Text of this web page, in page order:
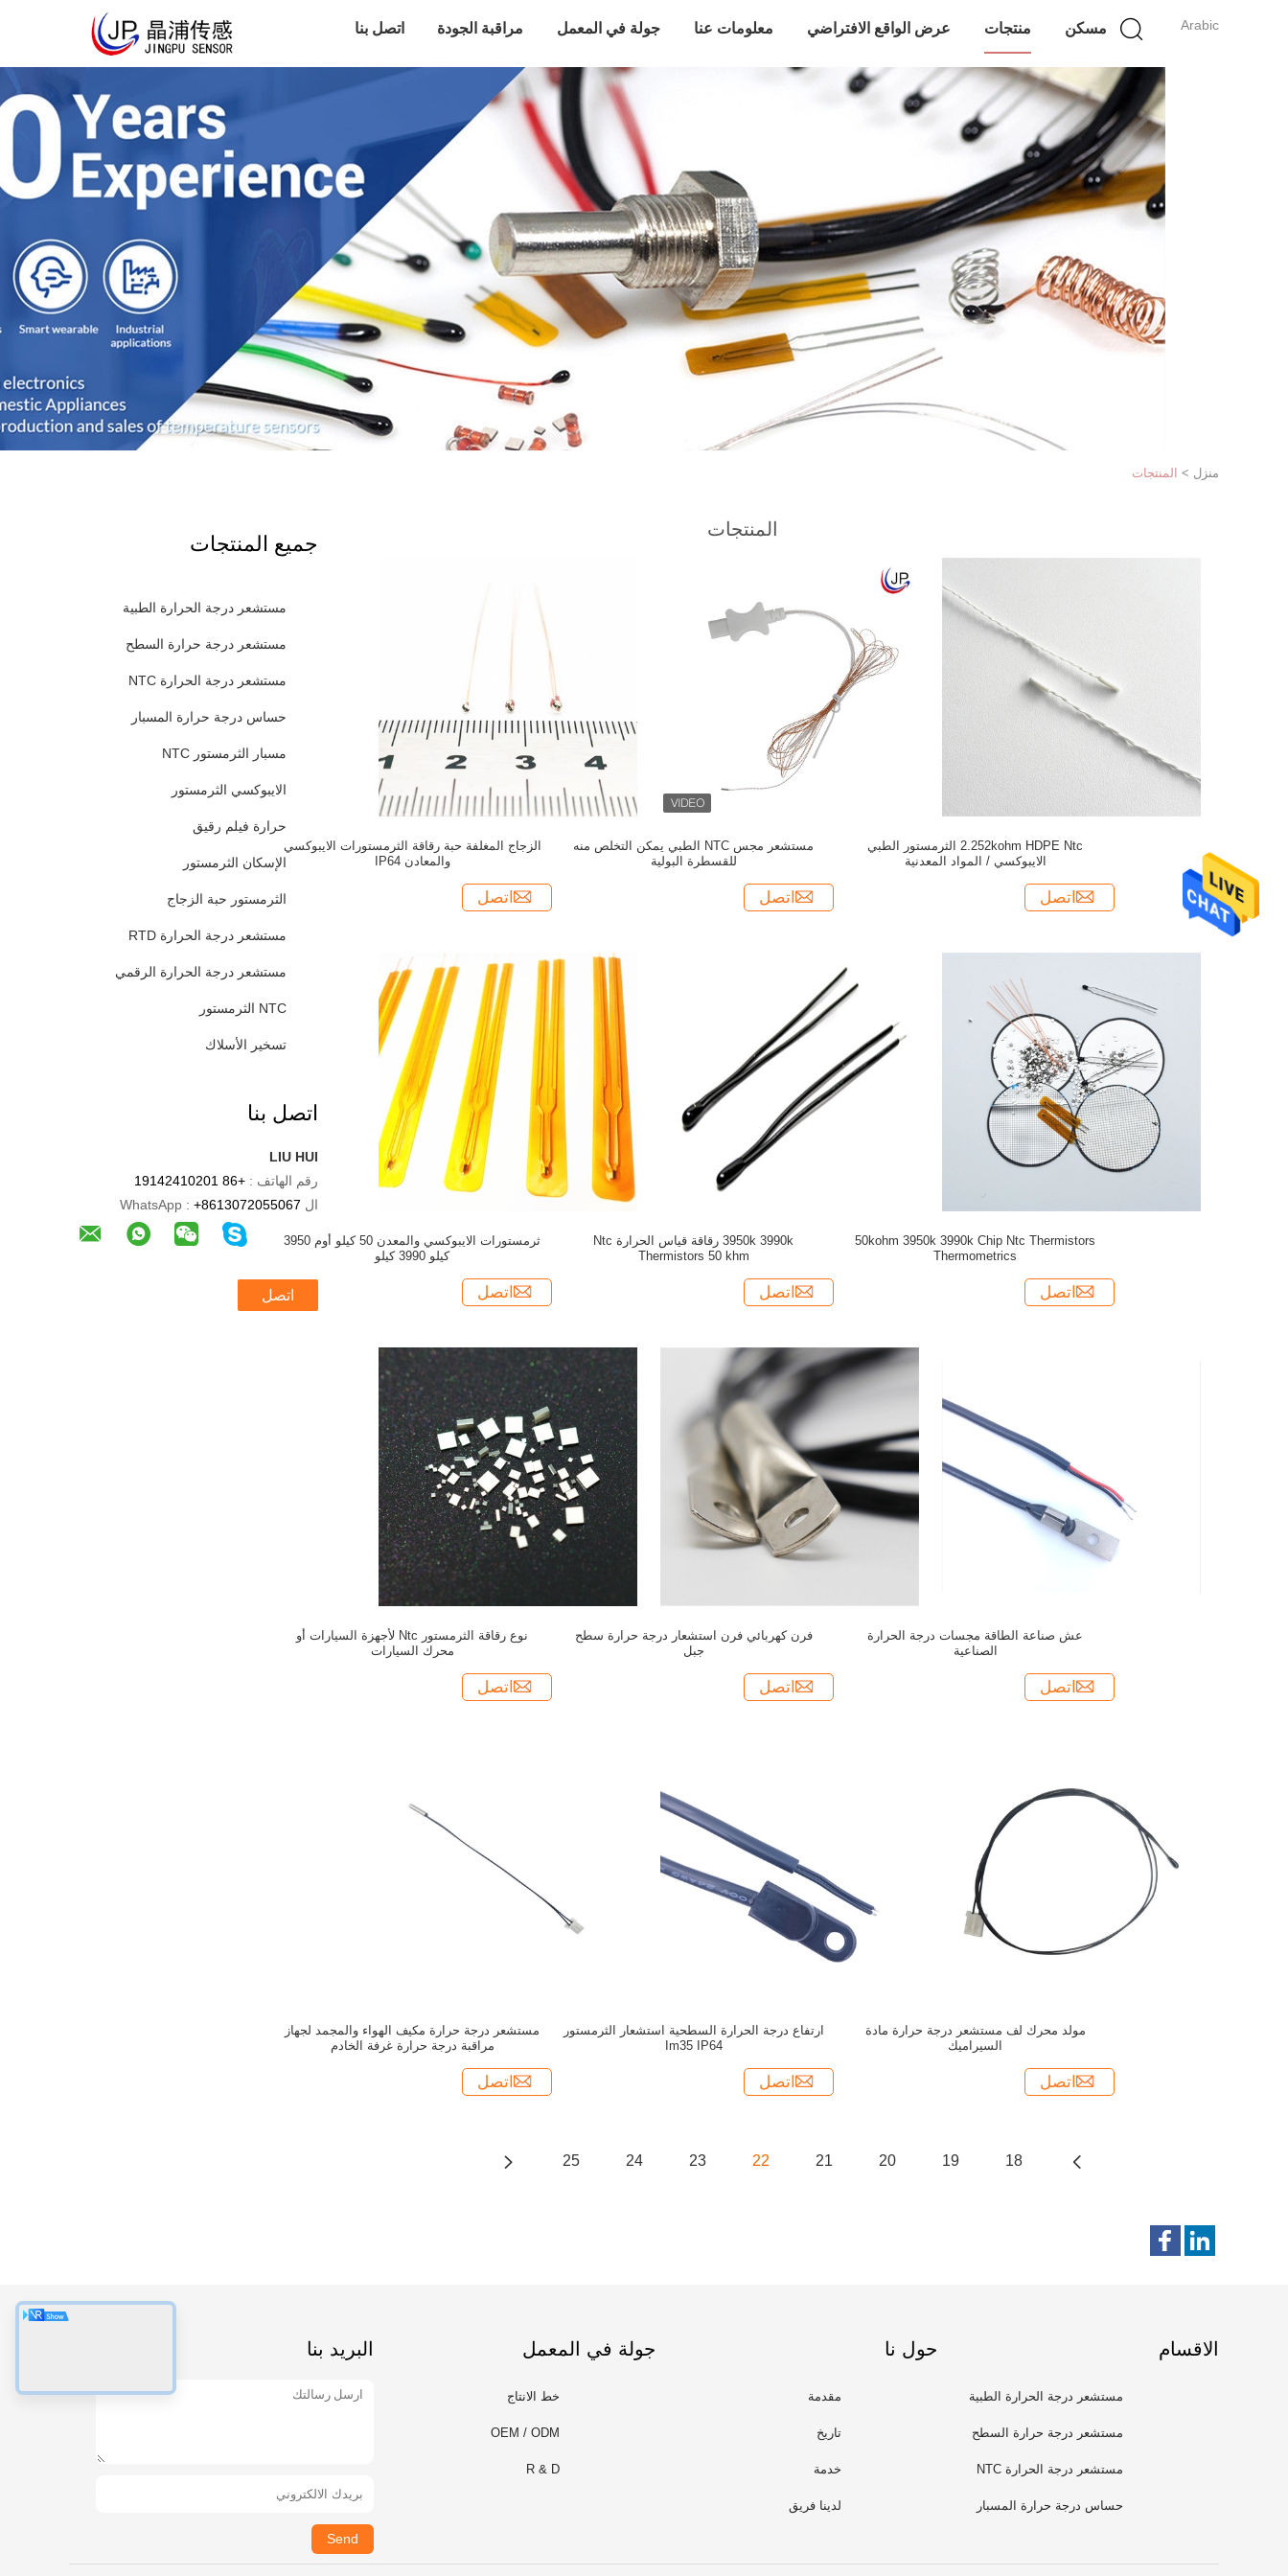
Arabic مسكن منتجات عرض الواقع الافتراضي معلومات عنا جولة في المعمل مراقبة الجودة اتصل بنا
منزل > المنتجات
جميع المنتجات
مستشعر درجة الحرارة الطبية
مستشعر درجة حرارة السطح
مستشعر درجة الحرارة NTC
حساس درجة حرارة المسبار
مسبار الثرمستور NTC
الايبوكسي الثرمستور
حرارة فيلم رقيق
الإسكان الثرمستور
الثرمستور حبة الزجاج
مستشعر درجة الحرارة RTD
مستشعر درجة الحرارة الرقمي
NTC الثرمستور
تسخير الأسلاك
اتصل بنا
LIU HUI
رقم الهاتف : +86 19142410201
ال WhatsApp : +8613072055067
اتصل
المنتجات
الزجاج المغلفة حبة رقاقة الثرمستورات الايبوكسي
والمعادن IP64
اتصل
مستشعر مجس NTC الطبي يمكن التخلص منه
للقسطرة البولية
اتصل
2.252kohm HDPE Ntc الثرمستور الطبي
الايبوكسي / المواد المعدنية
اتصل
ثرمستورات الايبوكسي والمعدن 50 كيلو أوم 3950
كيلو 3990 كيلو
اتصل
3950k 3990k رقاقة قياس الحرارة Ntc
Thermistors 50 khm
اتصل
50kohm 3950k 3990k Chip Ntc Thermistors
Thermometrics
اتصل
نوع رقاقة الثرمستور Ntc لأجهزة السيارات أو
محرك السيارات
اتصل
فرن كهربائي فرن استشعار درجة حرارة سطح
جبل
اتصل
عش صناعة الطاقة مجسات درجة الحرارة
الصناعية
اتصل
مستشعر درجة حرارة مكيف الهواء والمجمد لجهاز
مراقبة درجة حرارة غرفة الخادم
اتصل
ارتفاع درجة الحرارة السطحية استشعار الثرمستور
Im35 IP64
اتصل
مولد محرك لف مستشعر درجة حرارة مادة
السيراميك
اتصل
18
19
20
21
22
23
24
25
الاقسام
مستشعر درجة الحرارة الطبية
مستشعر درجة حرارة السطح
مستشعر درجة الحرارة NTC
حساس درجة حرارة المسبار
حول نا
مقدمة
تاريخ
خدمة
لدينا فريق
جولة في المعمل
خط الانتاج
OEM / ODM
R & D
البريد بنا
Send